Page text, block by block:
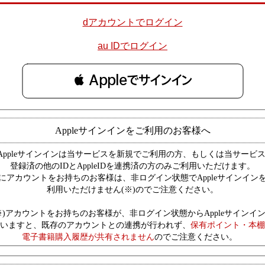
dアカウントでログイン
au IDでログイン
 Appleでサインイン
Appleサインインをご利用のお客様へ
サインインは当サービスを新規でご利用の方、もしくは当サービ
登録済の他のIDとAppleIDを連携済の方のみご利用いただけます。
アカウントをお持ちのお客様は、非ログイン状態でAppleサインイン
利用いただけません(※)のでご注意ください。
カウントをお持ちのお客様が、非ログイン状態からAppleサインイ
ますと、既存のアカウントとの連携が行われず、 保有ポイント・本棚
電子書籍購入履歴が共有されませんのでご注意ください。